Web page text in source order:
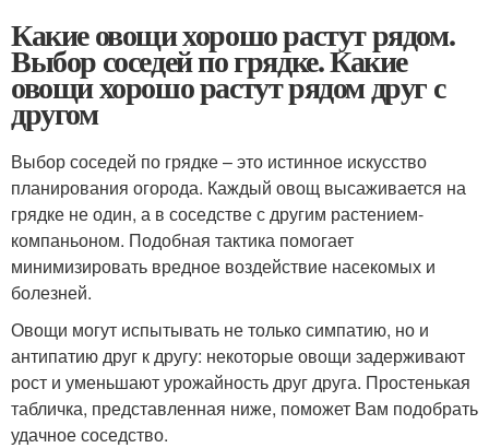
Какие овощи хорошо растут рядом.
Выбор соседей по грядке. Какие
овощи хорошо растут рядом друг с
другом
Выбор соседей по грядке – это истинное искусство
планирования огорода. Каждый овощ высаживается на
грядке не один, а в соседстве с другим растением-
компаньоном. Подобная тактика помогает
минимизировать вредное воздействие насекомых и
болезней.
Овощи могут испытывать не только симпатию, но и
антипатию друг к другу: некоторые овощи задерживают
рост и уменьшают урожайность друг друга. Простенькая
табличка, представленная ниже, поможет Вам подобрать
удачное соседство.